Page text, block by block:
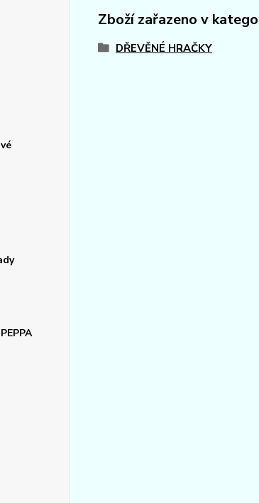
Zboží zařazeno v
DŘEVĚNÉ HRAČKY